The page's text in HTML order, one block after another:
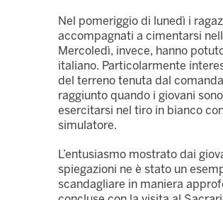
Nel pomeriggio di lunedì i
accompagnati a cimentarsi
Mercoledì, invece, hanno
italiano. Particolarmente
del terreno tenuta dal
raggiunto quando i giovani
esercitarsi nel tiro in bianco
simulatore.
L’entusiasmo mostrato dai
spiegazioni ne è stato un
scandagliare in maniera